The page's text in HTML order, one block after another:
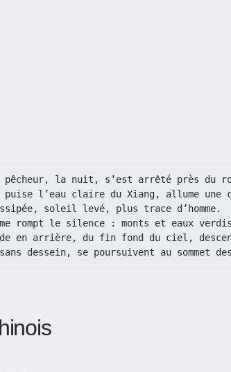
pêcheur, la nuit, s’est arrêté près du
l’eau claire du Xiang, allume une
dissipée, soleil levé, plus trace d’homme.
rompt le silence : monts et eaux
en arrière, du fin fond du ciel,
dessein, se poursuivent au sommet